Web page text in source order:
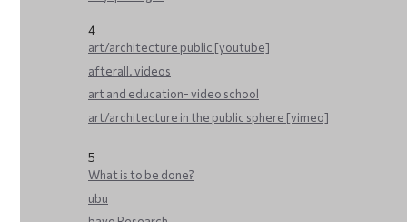
4
art/architecture public [youtube]
afterall. videos
art and education- video school
art/architecture in the public sphere [vimeo]
5
What is to be done?
ubu